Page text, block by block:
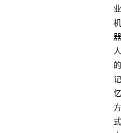
业
机
器
人
的
记
忆
方
式